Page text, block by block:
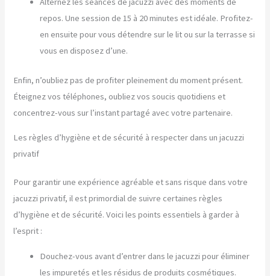
repos. Une session de 15 à 20 minutes est idéale. Profitez-
en ensuite pour vous détendre sur le lit ou sur la terrasse si
vous en disposez d’une.
Enfin, n’oubliez pas de profiter pleinement du moment présent.
Éteignez vos téléphones, oubliez vos soucis quotidiens et
concentrez-vous sur l’instant partagé avec votre partenaire.
Les règles d’hygiène et de sécurité à respecter dans un jacuzzi
privatif
Pour garantir une expérience agréable et sans risque dans votre
jacuzzi privatif, il est primordial de suivre certaines règles
d’hygiène et de sécurité. Voici les points essentiels à garder à
l’esprit :
Douchez-vous avant d’entrer dans le jacuzzi pour éliminer
les impuretés et les résidus de produits cosmétiques.